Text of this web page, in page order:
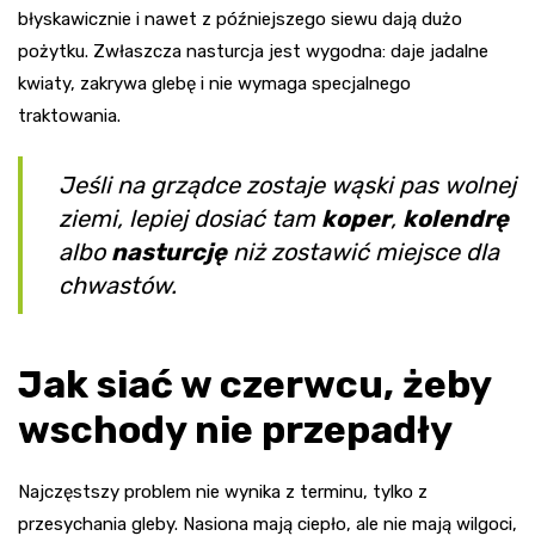
błyskawicznie i nawet z późniejszego siewu dają dużo
pożytku. Zwłaszcza nasturcja jest wygodna: daje jadalne
kwiaty, zakrywa glebę i nie wymaga specjalnego
traktowania.
Jeśli na grządce zostaje wąski pas wolnej
ziemi, lepiej dosiać tam koper, kolendrę
albo nasturcjęniż zostawić miejsce dla
chwastów.
Jak siać w czerwcu, żeby
wschody nie przepadły
Najczęstszy problem nie wynika z terminu, tylko z
przesychania gleby. Nasiona mają ciepło, ale nie mają wilgoci,